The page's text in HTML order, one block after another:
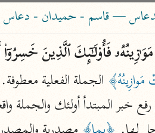
ساهم
تفسير
— قاسم - حميدان - دعاس
فَأُو۟لَـٰۤىِٕكَ ٱلَّذِینَ خَسِرُوۤا۟
الجملة الفعلية معطوفة.
خبر المبتدأ أولئك